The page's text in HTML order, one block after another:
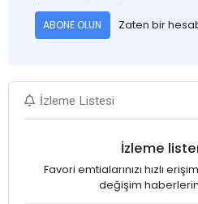
ABONE OLUN Zaten bir
İzleme Listesi
İzleme
Favori emtialarınızı hızlı
değişim